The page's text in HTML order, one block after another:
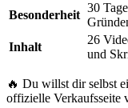
Besonderheit
30
Inhalt
26
und
🔥 Du willst dir selbst
offizielle Verkaufsseite